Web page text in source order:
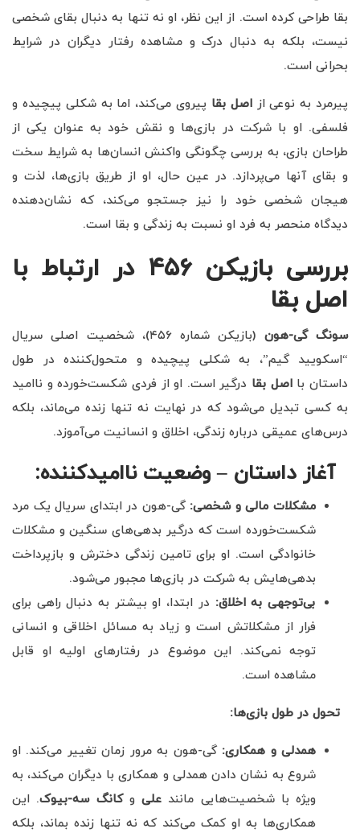
بقا طراحی کرده است. از این نظر، او نه تنها به دنبال بقای شخصی
نیست، بلکه به دنبال درک و مشاهده رفتار دیگران در شرایط
بحرانی است.
پیرمرد به نوعی ازاصل بقا پیروی می‌کند، اما به شکلی پیچیده و
فلسفی. او با شرکت در بازی‌ها و نقش خود به عنوان یکی از
طراحان بازی، به بررسی چگونگی واکنش انسان‌ها به شرایط سخت
و بقای آنها می‌پردازد. در عین حال، او از طریق بازی‌ها، لذت و
هیجان شخصی خود را نیز جستجو می‌کند، که نشان‌دهنده
دیدگاه منحصر به فرد او نسبت به زندگی و بقا است.
بررسی بازیکن ۴۵۶ در ارتباط با
اصل بقا
سونگ گی-هون
(بازیکن شماره ۴۵۶)، شخصیت اصلی سریال
“اسکویید گیم”، به شکلی پیچیده و متحول‌کننده در طول
داستان بااصل بقا درگیر است. او از فردی شکست‌خورده و ناامید
به کسی تبدیل می‌شود که در نهایت نه تنها زنده می‌ماند، بلکه
درس‌های عمیقی درباره زندگی، اخلاق و انسانیت می‌آموزد.
آغاز داستان – وضعیت ناامیدکننده:
مشکلات مالی و شخصی: گی-هون در ابتدای سریال یک مرد
شکست‌خورده است که درگیر بدهی‌های سنگین و مشکلات
خانوادگی است. او برای تامین زندگی دخترش و بازپرداخت
بدهی‌هایش به شرکت در بازی‌ها مجبور می‌شود.
بی‌توجهی به اخلاق: در ابتدا، او بیشتر به دنبال راهی برای
فرار از مشکلاتش است و زیاد به مسائل اخلاقی و انسانی
توجه نمی‌کند. این موضوع در رفتارهای اولیه او قابل
مشاهده است.
تحول در طول بازی‌ها:
همدلی و همکاری: گی-هون به مرور زمان تغییر می‌کند. او
شروع به نشان دادن همدلی و همکاری با دیگران می‌کند، به
ویژه با شخصیت‌هایی مانند علی وکانگ سه-بیوک. این
همکاری‌ها به او کمک می‌کند که نه تنها زنده بماند، بلکه